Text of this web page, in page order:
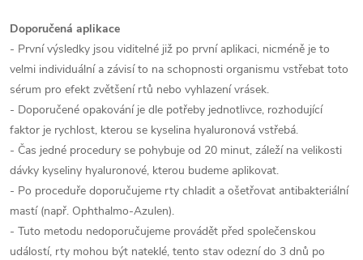
Doporučená aplikace
- První výsledky jsou viditelné již po první aplikaci, nicméně je to
velmi individuální a závisí to na schopnosti organismu vstřebat toto
sérum pro efekt zvětšení rtů nebo vyhlazení vrásek.
- Doporučené opakování je dle potřeby jednotlivce, rozhodující
faktor je rychlost, kterou se kyselina hyaluronová vstřebá.
- Čas jedné procedury se pohybuje od 20 minut, záleží na velikosti
dávky kyseliny hyaluronové, kterou budeme aplikovat.
- Po proceduře doporučujeme rty chladit a ošetřovat antibakteriální
mastí (např. Ophthalmo-Azulen).
- Tuto metodu nedoporučujeme provádět před společenskou
událostí, rty mohou být nateklé, tento stav odezní do 3 dnů po